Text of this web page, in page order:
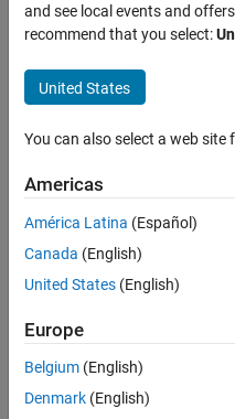
平
Last
months
ago
Active
since
Following:
and see local events and
recommend that you select:
United States
You can also select a web
Americas
América Latina (Español)
Canada (English)
United States (English)
Europe
Belgium (English)
Denmark (English)